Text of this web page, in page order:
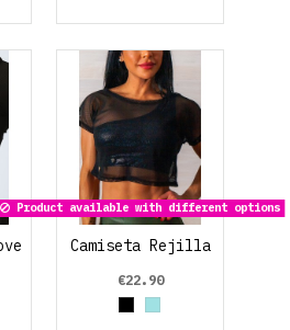
options
Neon
Oliva
Product available with different options
Camiseta Rejilla
€22.90
BlackAzul cielo